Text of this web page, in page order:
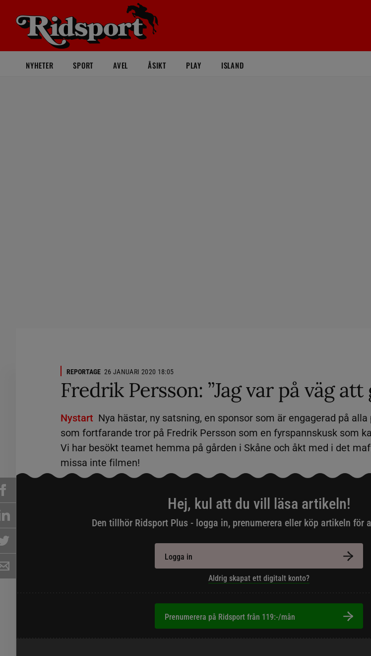
NYHETER SPORT AVEL ÅSIKT PLAY ISLAND
REPORTAGE 26 JANUARI 2020 18:05
Fredrik Persson: ”Jag var på väg att
Nystart Nya hästar, ny satsning, en sponsor som är engagerad på
som fortfarande tror på Fredrik Persson som en fyrspannskusk som
Vi har besökt teamet hemma på gården i Skåne och åkt med i det
missa inte filmen!
Hej, kul att du vill läsa artikeln!
Den tillhör Ridsport Plus - logga in, prenumerera eller köp artikeln för
Logga in
Aldrig skapat ett digitalt konto?
Prenumerera på Ridsport från 119:-/mån